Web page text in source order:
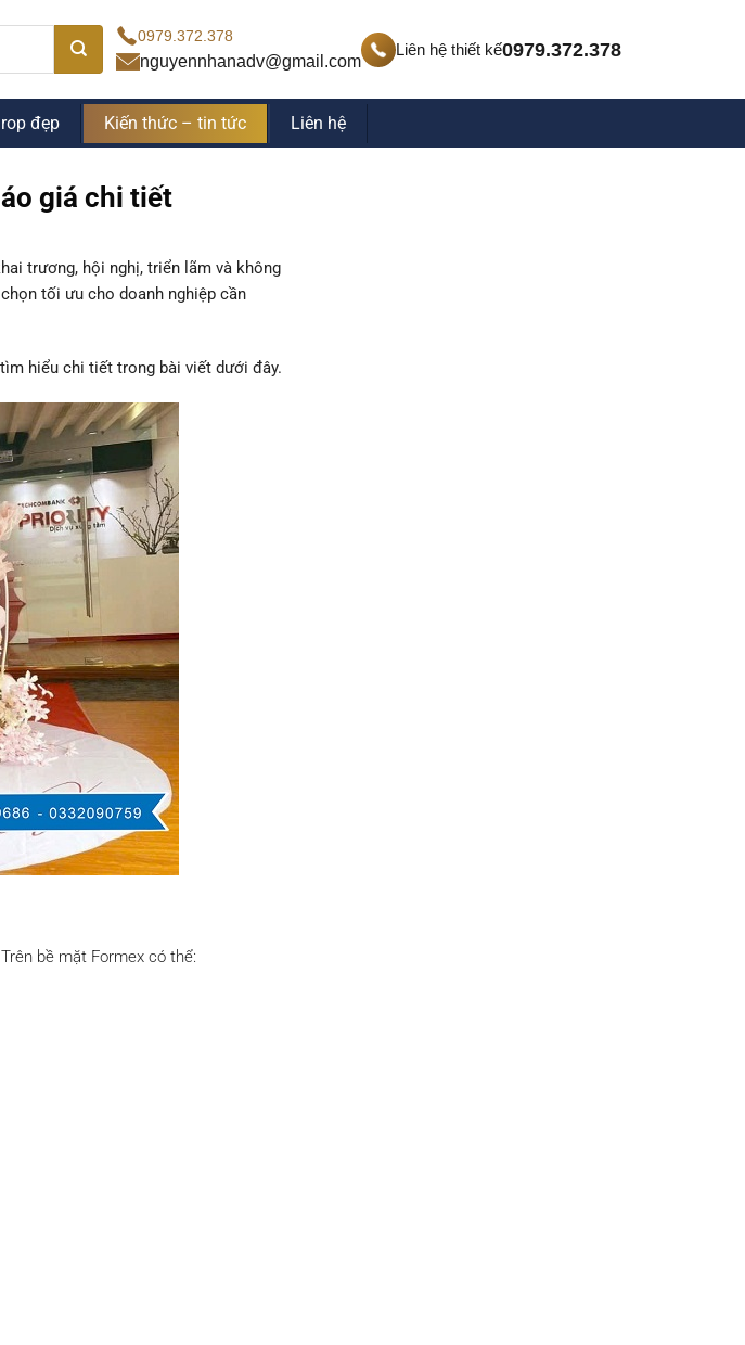
0979.372.378
nguyennhanadv@gmail.com
Liên hệ thiết kế0979.372.378
đẹp Kiến thức – tin tức Liên hệ
giá chi tiết
trương, hội nghị, triển lãm và không
tối ưu cho doanh nghiệp cần
hiểu chi tiết trong bài viết dưới đây.
bề mặt Formex có thể: